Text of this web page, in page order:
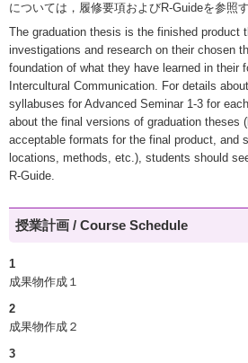
については，履修要項およびR-Guideを参照す
The graduation thesis is the finished product
investigations and research on their chosen
foundation of what they have learned in their
Intercultural Communication. For details
syllabuses for Advanced Seminar 1-3 for
about the final versions of graduation theses
acceptable formats for the final product, and
locations, methods, etc.), students should
R-Guide.
授業計画 / Course Schedule
1
成果物作成１
2
成果物作成２
3